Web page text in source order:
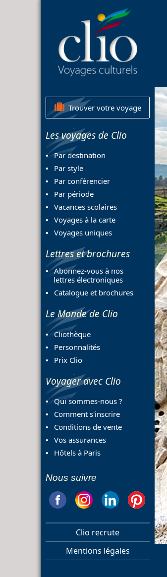
Trouver votre voyage
Les voyages de Clio
Par destination
Par style
Par conférencier
Par période
Vacances scolaires
Voyages à la carte
Voyages uniques
Lettres et brochures
Abonnez-vous à nos
lettres électroniques
Catalogue et brochures
Le Monde de Clio
Cliothèque
Personnalités
Prix Clio
Voyager avec Clio
Qui sommes-nous ?
Comment s'inscrire
Conditions de vente
Vos assurances
Hôtels à Paris
Nous suivre
Clio recrute
Mentions légales